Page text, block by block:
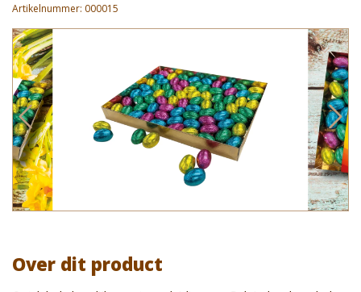
Artikelnummer: 000015
Over dit product